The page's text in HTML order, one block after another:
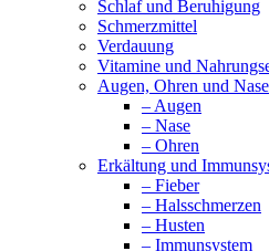
Schlaf und Beruhigung
Schmerzmittel
Verdauung
Vitamine und
Augen, Ohren und Nase
– Augen
– Nase
– Ohren
Erkältung und
– Fieber
– Halsschmerzen
– Husten
– Immunsystem